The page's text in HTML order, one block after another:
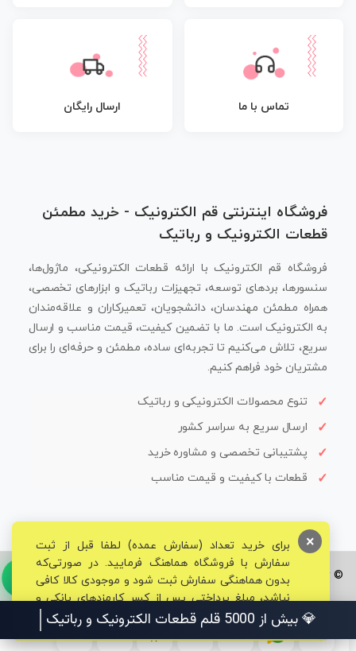
تماس با ما ارسال رایگان
فروشگاه اینترنتی قم الکترونیک - خرید مطمئن
قطعات الکترونیک و رباتیک
فروشگاه قم الکترونیک با ارائه قطعات الکترونیکی، ماژول‌ها،
سنسورها، بردهای توسعه، تجهیزات رباتیک و ابزارهای تخصصی،
همراه مطمئن مهندسان، دانشجویان، تعمیرکاران و علاقه‌مندان
به الکترونیک است. ما با تضمین کیفیت، قیمت مناسب و ارسال
سریع، تلاش می‌کنیم تا تجربه‌ای ساده، مطمئن و حرفه‌ای را برای
مشتریان خود فراهم کنیم.
تنوع محصولات الکترونیکی و رباتیک
ارسال سریع به سراسر کشور
پشتیبانی تخصصی و مشاوره خرید
قطعات با کیفیت و قیمت مناسب
© تمامی حقوق برای فروشگاه تخصصی قم الکترونیک محفوظ می‌باشد.
برای خرید تعداد (سفارش عمده) لطفا قبل از ثبت
سفارش با فروشگاه هماهنگ فرمایید. در صورتی‌که
بدون هماهنگی سفارش ثبت شود و موجودی کالا کافی
نباشد، مبلغ پرداختی پس از کسر کارمزدهای بانکی و
مالیاتی به حساب شما بازگشت داده خواهد شد.
×
💎 بیش از 5000 قلم قطعات الکترونیک و رباتیک